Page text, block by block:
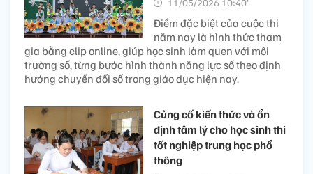
11/05/2026 10:40’
Điểm đặc biệt của cuộc thi
năm nay là hình thức tham
gia bằng clip online, giúp học sinh làm quen với môi
trường số, từng bước hình thành năng lực số theo định
hướng chuyển đổi số trong giáo dục hiện nay.
Củng cố kiến thức và ổn
định tâm lý cho học sinh thi
tốt nghiệp trung học phổ
thông